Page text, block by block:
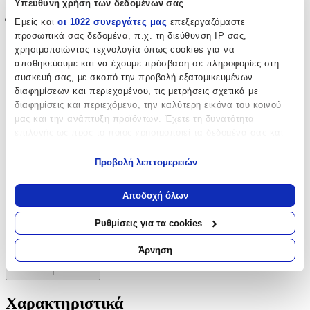
Υπεύθυνη χρήση των δεδομένων σας
Εμείς και οι 1022 συνεργάτες μας επεξεργαζόμαστε
προσωπικά σας δεδομένα, π.χ. τη διεύθυνση IP σας,
χρησιμοποιώντας τεχνολογία όπως cookies για να
αποθηκεύουμε και να έχουμε πρόσβαση σε πληροφορίες στη
συσκευή σας, με σκοπό την προβολή εξατομικευμένων
διαφημίσεων και περιεχομένου, τις μετρήσεις σχετικά με
διαφημίσεις και περιεχόμενο, την καλύτερη εικόνα του κοινού
μας και την ανάπτυξη προϊόντων. Έχετε τη δυνατότητα
Να συλλέξουμε πληροφορίες σχετικά με τη γεωγραφική
σας τοποθεσία, οι οποίες μπορεί να είναι ακριβείς σε
απόσταση μερικών μέτρων
Να αναγνωρίσουμε τη συσκευή σας σαρώνοντας ενεργά
για συγκεκριμένα χαρακτηριστικά (δακτυλικό αποτύπωμα)
Μάθετε περισσότερα σχετικά με τον τρόπο επεξεργασίας των
προσωπικών σας δεδομένων και καθορίστε τις προτιμήσεις σας
ανακαλέσετε τη συγκατάθεσή σας ανά πάσα στιγμή από τη
Προβολή λεπτομερειών
Αποδοχή όλων
Ρυθμίσεις για τα cookies
Άρνηση
Έξτρα Χαρακτηριστικά
Piercing:
Όχι
Νυφικά:
Όχι
Τύπος:
Clip
Όχι
+
Χαρακτηριστικά